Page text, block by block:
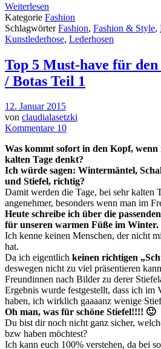
Weiterlesen
Kategorie Fashion
SchlagwörterFashion, Fashion & Style,
Kunstlederhose, Lederhosen
Top 5 Must-have für
/ Botas Teil 1
12. Januar 2015
von claudialasetzki
Kommentare 10
Was kommt sofort in den Kopf,
kalten Tage denkt?
Ich würde sagen: Wintermäntel,
und Stiefel, richtig?
Damit werden die Tage, bei sehr kalten
angenehmer, besonders wenn man im
Heute schreibe ich über die passenden
für unseren warmen Füße im Winter.
Ich kenne keinen Menschen, der nicht
hat.
Da ich eigentlich keinen richtigen
deswegen nicht zu viel präsentieren
Freundinnen nach Bilder zu derer
Ergebnis wurde festgestellt, dass ich im
haben, ich wirklich gaaaanz wenige
Oh man, was für schöne Stiefel!!!! 🙂
Du bist dir noch nicht ganz sicher,
bzw haben möchtest?
Ich kann euch 100% verstehen, da bei